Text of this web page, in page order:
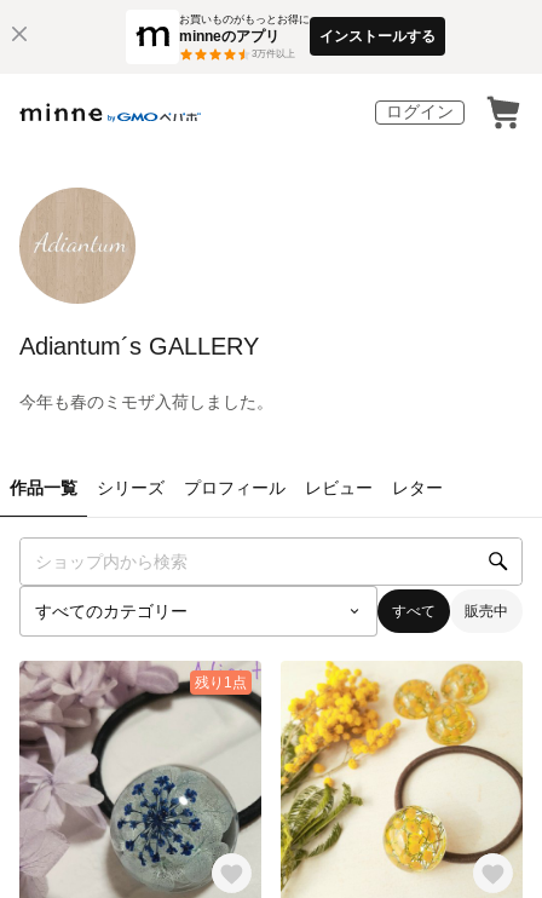
お買いものがもっとお得に
minneのアプリ
3万件以上
インストールする
ログイン
Adiantum´s GALLERY
今年も春のミモザ入荷しました。
作品一覧 シリーズ プロフィール レビュー レター
すべて 販売中
残り1点